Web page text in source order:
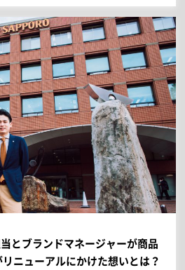
当とブランドマネージャーが商品
ニューアルにかけた想いとは？